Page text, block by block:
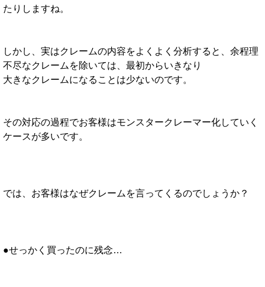
たりしますね。
しかし、実はクレームの内容をよくよく分析すると、余程理
不尽なクレームを除いては、最初からいきなり
大きなクレームになることは少ないのです。
その対応の過程でお客様はモンスタークレーマー化していく
ケースが多いです。
では、お客様はなぜクレームを言ってくるのでしょうか？
●せっかく買ったのに残念…